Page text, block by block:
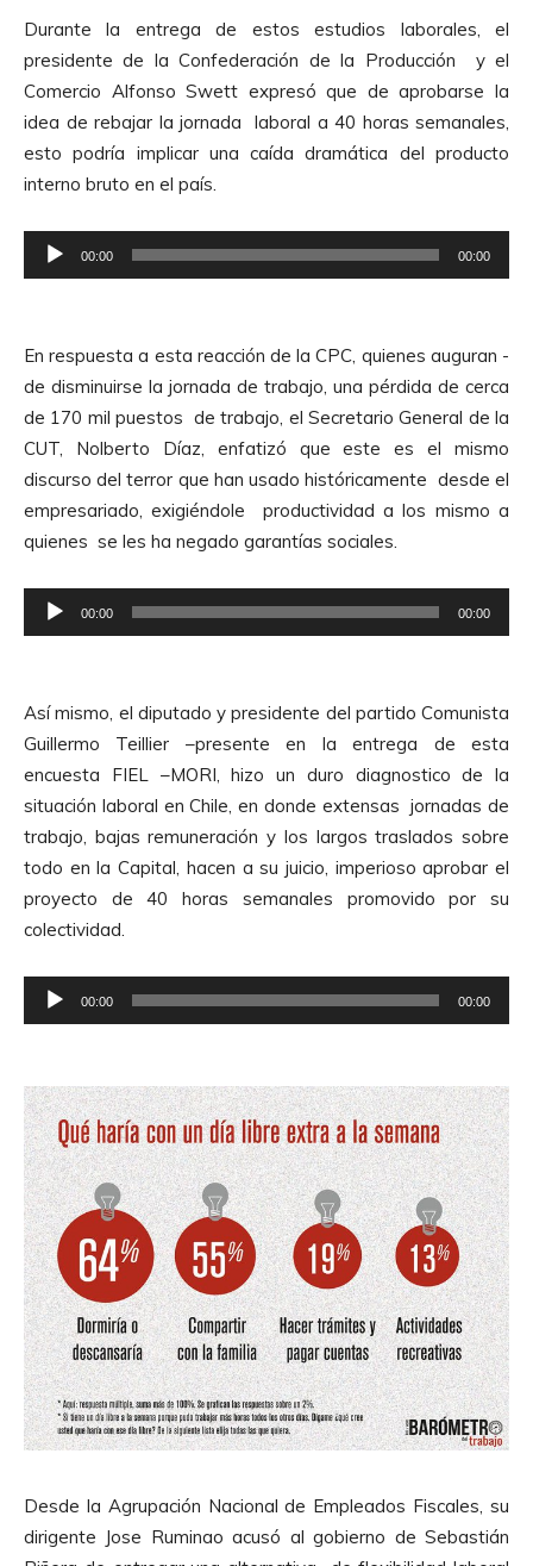
u
d
i
o
o
d
u
c
t
o
r
u
d
i
o
Durante la entrega de estos estudios laborales, el
presidente de la Confederación de la Producción y el
Comercio Alfonso Swett expresó que de aprobarse la
idea de rebajar la jornada laboral a 40 horas semanales,
esto podría implicar una caída dramática del producto
interno bruto en el país.
e
o
d
u
c
t
o
r
d
d
i
o
00:00 00:00
En respuesta a esta reacción de la CPC, quienes auguran -
de disminuirse la jornada de trabajo, una pérdida de cerca
de 170 mil puestos de trabajo, el Secretario General de la
CUT, Nolberto Díaz, enfatizó que este es el mismo
discurso del terror que han usado históricamente desde el
empresariado, exigiéndole productividad a los mismo a
quienes se les ha negado garantías sociales.
e
o
d
u
c
t
o
r
d
e
i
o
00:00 00:00
Así mismo, el diputado y presidente del partido Comunista
Guillermo Teillier –presente en la entrega de esta
encuesta FIEL –MORI, hizo un duro diagnostico de la
situación laboral en Chile, en donde extensas jornadas de
trabajo, bajas remuneración y los largos traslados sobre
todo en la Capital, hacen a su juicio, imperioso aprobar el
proyecto de 40 horas semanales promovido por su
colectividad.
e
r
o
d
u
c
t
o
r
d
e
A
u
d
o
00:00 00:00
Desde la Agrupación Nacional de Empleados Fiscales, su
dirigente Jose Ruminao acusó al gobierno de Sebastián